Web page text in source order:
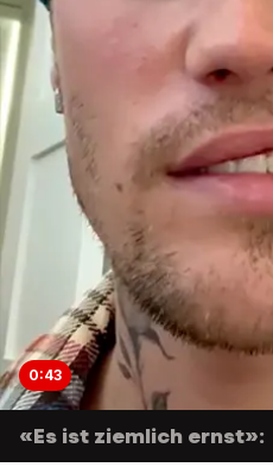
0:43
«Es ist ziemlich ernst»: